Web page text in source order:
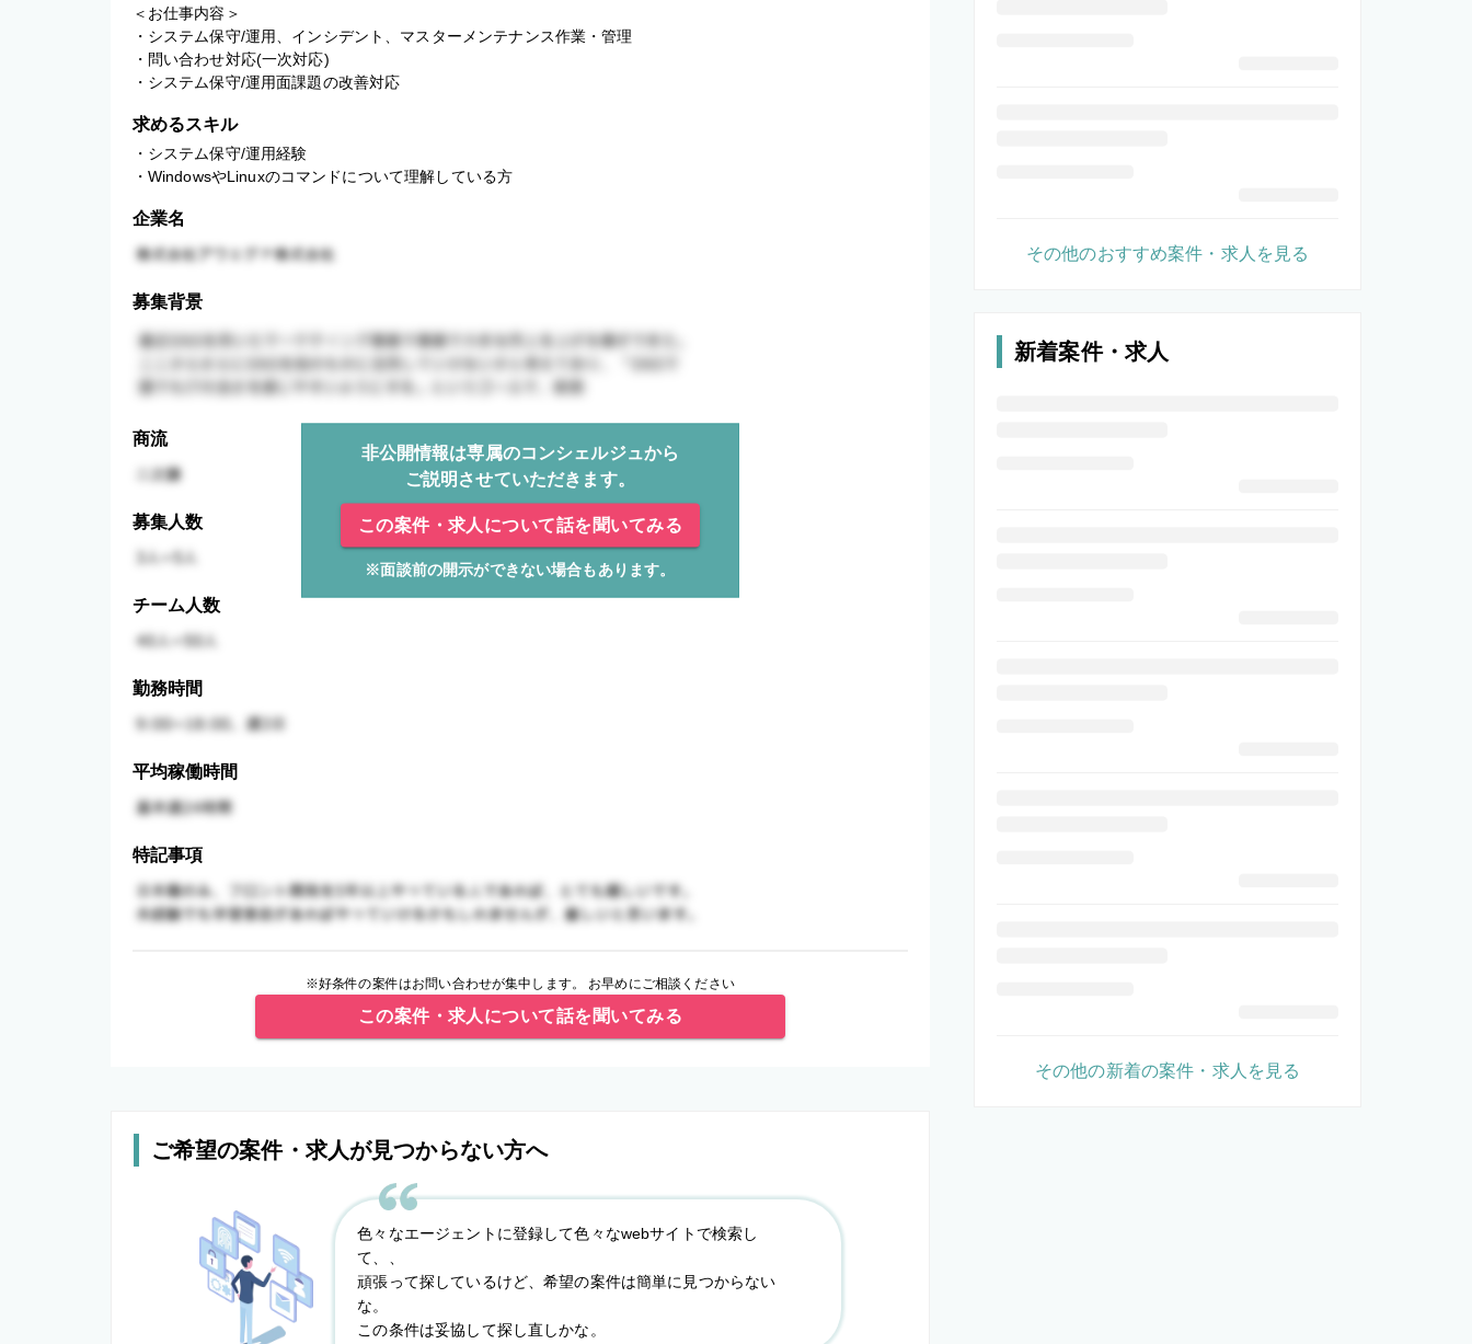
＜お仕事内容＞
・システム保守/運用、インシデント、マスターメンテナンス作業・管理
・問い合わせ対応(一次対応)
・システム保守/運用面課題の改善対応
求めるスキル
・システム保守/運用経験
・WindowsやLinuxのコマンドについて理解している方
企業名
募集背景
商流
非公開情報は専属のコンシェルジュから
ご説明させていただきます。
この案件・求人について話を聞いてみる
※面談前の開示ができない場合もあります。
募集人数
チーム人数
勤務時間
平均稼働時間
特記事項
※好条件の案件はお問い合わせが集中します。 お早めにご相談ください
この案件・求人について話を聞いてみる
ご希望の案件・求人が見つからない方へ
色々なエージェントに登録して色々なwebサイトで検索し
て、、
頑張って探しているけど、希望の案件は簡単に見つからない
な。
この条件は妥協して探し直しかな。
その他のおすすめ案件・求人を見る
新着案件・求人
その他の新着の案件・求人を見る